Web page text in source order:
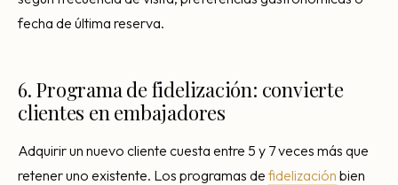
fecha de última reserva.
6. Programa de fidelización: convierte
clientes en embajadores
Adquirir un nuevo cliente cuesta entre 5 y 7 veces más que
retener uno existente. Los programas de fidelización bien